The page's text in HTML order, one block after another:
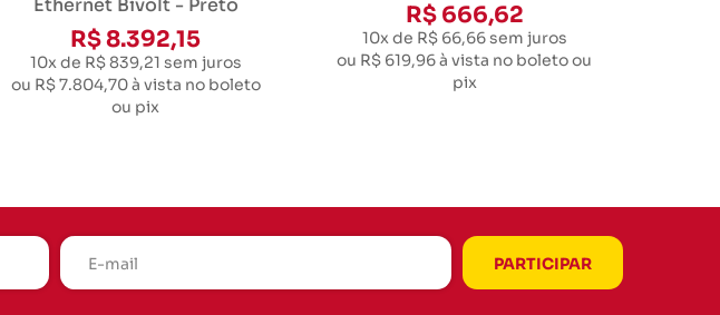
Ethernet Bivolt - Preto
R$ 8.392,15
10x de R$ 839,21 sem juros
ou R$ 7.804,70à vista no boleto
ou pix
R$ 666,62
10x de R$ 66,66sem juros
ou R$ 619,96à vista no boleto ou
pix